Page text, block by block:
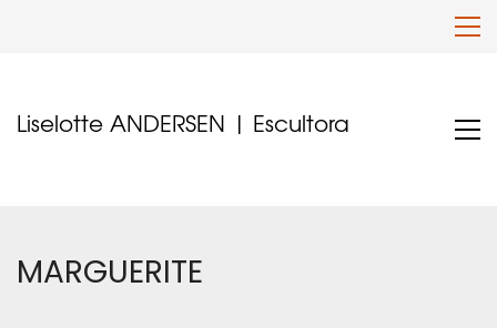
Liselotte ANDERSEN | Escultora
MARGUERITE